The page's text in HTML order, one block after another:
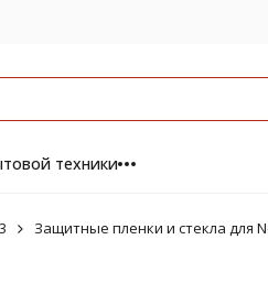
техники
Защитные пленки и стекла для